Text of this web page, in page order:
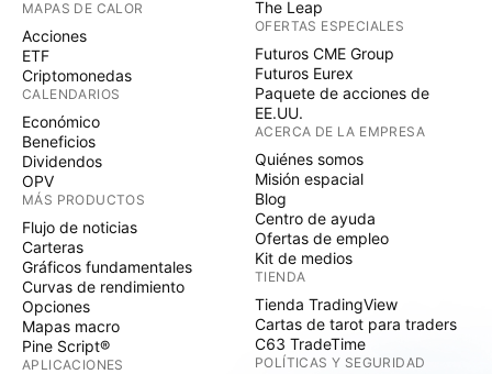
MAPAS DE CALOR
Acciones
ETF
Criptomonedas
CALENDARIOS
Económico
Beneficios
Dividendos
OPV
MÁS PRODUCTOS
Flujo de noticias
Carteras
Gráficos fundamentales
Curvas de rendimiento
Opciones
Mapas macro
Pine Script®
APLICACIONES
The Leap
OFERTAS ESPECIALES
Futuros CME Group
Futuros Eurex
Paquete de acciones de
EE.UU.
ACERCA DE LA EMPRESA
Quiénes somos
Misión espacial
Blog
Centro de ayuda
Ofertas de empleo
Kit de medios
TIENDA
Tienda TradingView
Cartas de tarot para traders
C63 TradeTime
POLÍTICAS Y SEGURIDAD